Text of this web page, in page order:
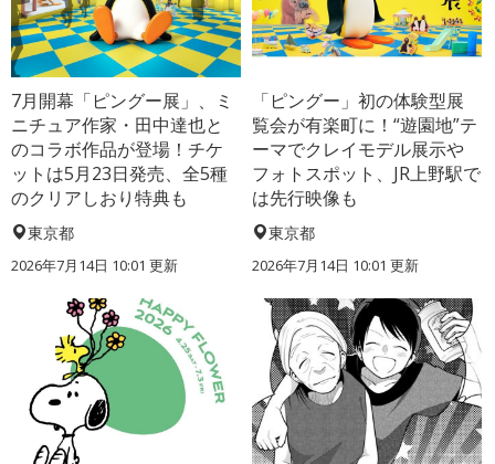
7月開幕「ピングー展」、ミ
ニチュア作家・田中達也と
のコラボ作品が登場！チケ
ットは5月23日発売、全5種
のクリアしおり特典も
東京都
2026年7月14日 10:01 更新
「ピングー」初の体験型展
覧会が有楽町に！“遊園地”テ
ーマでクレイモデル展示や
フォトスポット、JR上野駅で
は先行映像も
東京都
2026年7月14日 10:01 更新